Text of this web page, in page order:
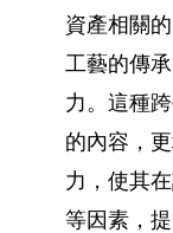
資產相關
工藝的傳
力。這種
的內容，
力，使其
等因素，